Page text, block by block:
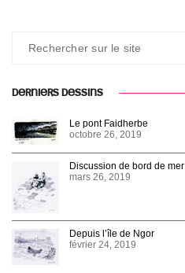
DERNIERS DESSINS
Le pont Faidherbe
octobre 26, 2019
Discussion de bord de mer
mars 26, 2019
Depuis l’île de Ngor
février 24, 2019